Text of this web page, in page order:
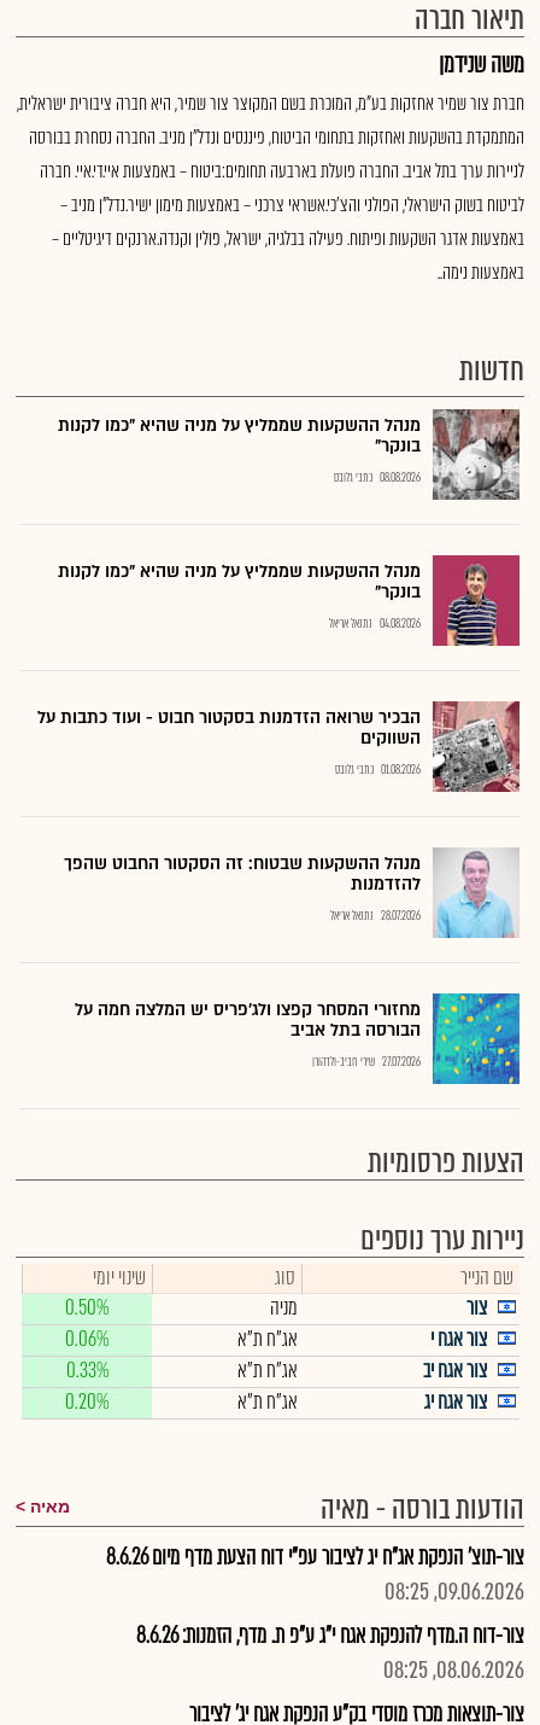
תיאור חברה
משה שנידמן
חברת צור שמיר אחזקות בע"מ, המוכרת בשם המקוצר צור שמיר, היא חברה ציבורית ישראלית,
המתמקדת בהשקעות ואחזקות בתחומי הביטוח, פיננסים ונדל"ן מניב. החברה נסחרת בבורסה
לניירות ערך בתל אביב. החברה פועלת בארבעה תחומים:ביטוח – באמצעות איי.די.איי. חברה
לביטוח בשוק הישראלי, הפולני והצ'כי.אשראי צרכני – באמצעות מימון ישיר.נדל"ן מניב –
באמצעות אדגר השקעות ופיתוח. פעילה בבלגיה, ישראל, פולין וקנדה.ארנקים דיגיטליים –
באמצעות נימה..
חדשות
מנהל ההשקעות שממליץ על מניה שהיא "כמו לקנות
בונקר"
08.08.2026 כתבי גלובס
מנהל ההשקעות שממליץ על מניה שהיא "כמו לקנות
בונקר"
04.08.2026 נתנאל אריאל
הבכיר שרואה הזדמנות בסקטור חבוט - ועוד כתבות על
השווקים
01.08.2026 כתבי גלובס
מנהל ההשקעות שבטוח: זה הסקטור החבוט שהפך
להזדמנות
28.07.2026 נתנאל אריאל
מחזורי המסחר קפצו ולג'פריס יש המלצה חמה על
הבורסה בתל אביב
27.07.2026 שירי חביב-ולדהורן
הצעות פרסומיות
ניירות ערך נוספים
שם הנייר סוג
שינוי יומי
צור
מניה
0.50%
צור אגח י
אג"ח ת"א
0.06%
צור אגח יב
אג"ח ת"א
0.33%
צור אגח יג
אג"ח ת"א 0.20%
הודעות בורסה - מאיה מאיה
צור-תוצ' הנפקת אג"ח יג לציבור עפ"י דוח הצעת מדף מיום 8.6.26
09.06.2026, 08:25
צור-דוח ה.מדף להנפקת אגח י"ג ע"פ ת. מדף, הזמנות: 8.6.26
08.06.2026, 08:25
צור-תוצאות מכרז מוסדי בק"ע הנפקת אגח יג' לציבור